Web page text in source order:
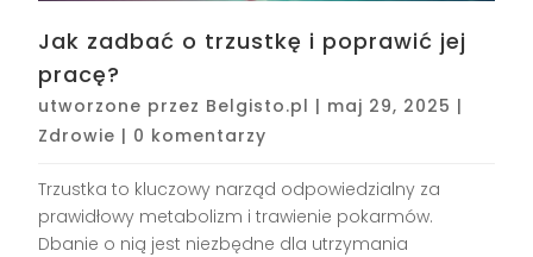
Jak zadbać o trzustkę i poprawić jej
pracę?
utworzone przez Belgisto.pl | maj 29, 2025 |
Zdrowie | 0 komentarzy
Trzustka to kluczowy narząd odpowiedzialny za
prawidłowy metabolizm i trawienie pokarmów.
Dbanie o nią jest niezbędne dla utrzymania